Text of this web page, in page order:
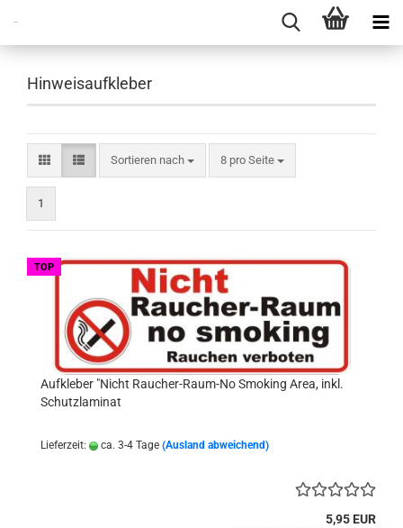
Hinweisaufkleber
Sortieren nach
Sortieren nach 8 pro Seite
pro Seite
1
TOP
Aufkleber "Nicht Raucher-Raum-No Smoking Area, inkl.
Schutzlaminat
Lieferzeit: ca. 3-4 Tage (Ausland abweichend)
5,95 EUR